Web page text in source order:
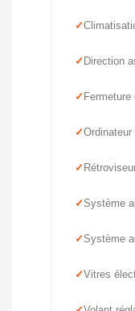
Direction
Fermeture
Ordinateur
Système
Système
Vitres